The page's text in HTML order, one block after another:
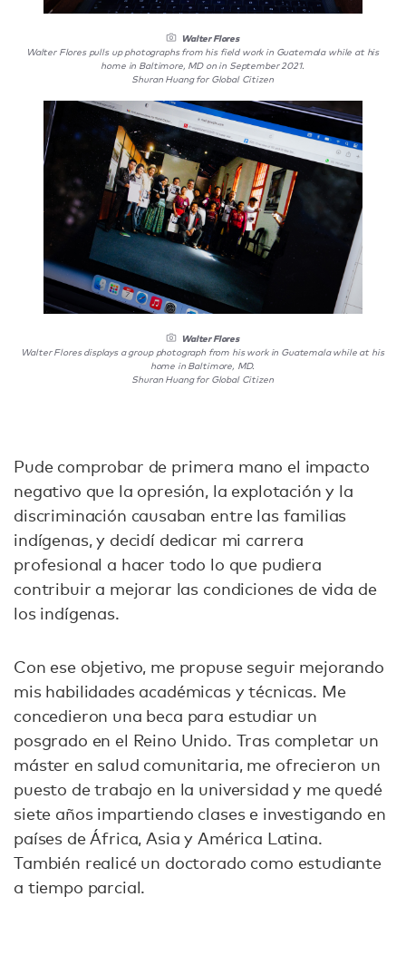
Walter Flores
Walter Flores pulls up photographs from his field work in Guatemala while at his
home in Baltimore, MD on in September 2021.
Shuran Huang for Global Citizen
Walter Flores
Walter Flores displays a group photograph from his work in Guatemala while at his
home in Baltimore, MD.
Shuran Huang for Global Citizen
Pude comprobar de primera mano el impacto
negativo que la opresión, la explotación y la
discriminación causaban entre las familias
indígenas, y decidí dedicar mi carrera
profesional a hacer todo lo que pudiera
contribuir a mejorar las condiciones de vida de
los indígenas.
Con ese objetivo, me propuse seguir mejorando
mis habilidades académicas y técnicas. Me
concedieron una beca para estudiar un
posgrado en el Reino Unido. Tras completar un
máster en salud comunitaria, me ofrecieron un
puesto de trabajo en la universidad y me quedé
siete años impartiendo clases e investigando en
países de África, Asia y América Latina.
También realicé un doctorado como estudiante
a tiempo parcial.